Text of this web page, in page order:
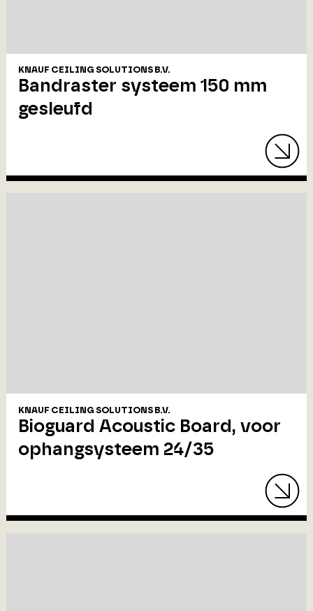
KNAUF CEILING SOLUTIONS B.V.
Bandraster systeem 150 mm
gesleufd
KNAUF CEILING SOLUTIONS B.V.
Bioguard Acoustic Board, voor
ophangsysteem 24/35